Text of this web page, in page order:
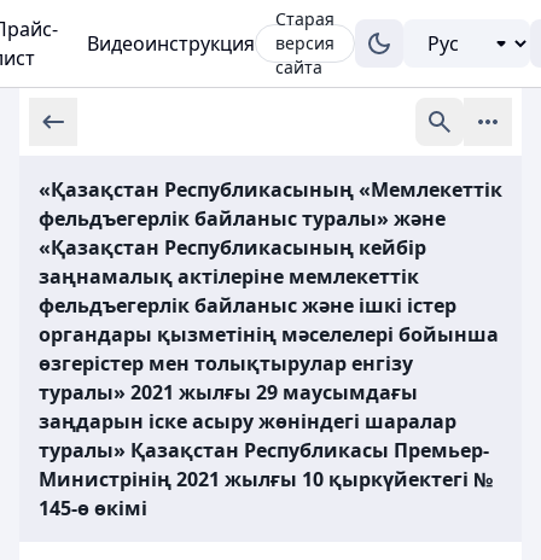
Видеоинструкция
Старая
версия
сайта
«Қазақстан Республикасының «Мемлекеттік
фельдъегерлік байланыс туралы» және
«Қазақстан Республикасының кейбір
заңнамалық актілеріне мемлекеттік
фельдъегерлік байланыс және ішкі істер
органдары қызметінің мәселелері бойынша
өзгерістер мен толықтырулар енгізу
туралы» 2021 жылғы 29 маусымдағы
заңдарын іске асыру жөніндегі шаралар
туралы» Қазақстан Республикасы Премьер-
Министрінің 2021 жылғы 10 қыркүйектегі №
145-ө өкімі